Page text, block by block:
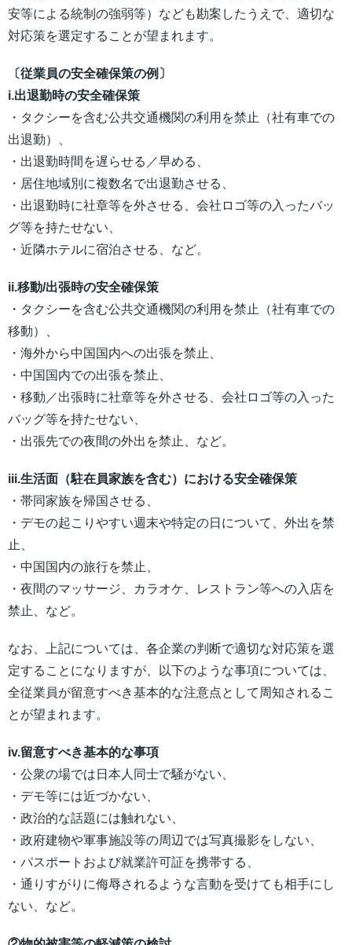
安等による統制の強弱等）なども勘案したうえで、適切な
対応策を選定することが望まれます。
〔従業員の安全確保策の例〕
i.出退勤時の安全確保策
・タクシーを含む公共交通機関の利用を禁止（社有車での
出退勤）、
・出退勤時間を遅らせる／早める、
・居住地域別に複数名で出退勤させる、
・出退勤時に社章等を外させる、会社ロゴ等の入ったバッ
グ等を持たせない、
・近隣ホテルに宿泊させる、など。
ii.移動/出張時の安全確保策
・タクシーを含む公共交通機関の利用を禁止（社有車での
移動）、
・海外から中国国内への出張を禁止、
・中国国内での出張を禁止、
・移動／出張時に社章等を外させる、会社ロゴ等の入った
バッグ等を持たせない、
・出張先での夜間の外出を禁止、など。
iii.生活面（駐在員家族を含む）における安全確保策
・帯同家族を帰国させる、
・デモの起こりやすい週末や特定の日について、外出を禁
止、
・中国国内の旅行を禁止、
・夜間のマッサージ、カラオケ、レストラン等への入店を
禁止、など。
なお、上記については、各企業の判断で適切な対応策を選
定することになりますが、以下のような事項については、
全従業員が留意すべき基本的な注意点として周知されるこ
とが望まれます。
iv.留意すべき基本的な事項
・公衆の場では日本人同士で騒がない、
・デモ等には近づかない、
・政治的な話題には触れない、
・政府建物や軍事施設等の周辺では写真撮影をしない、
・パスポートおよび就業許可証を携帯する、
・通りすがりに侮辱されるような言動を受けても相手にし
ない、など。